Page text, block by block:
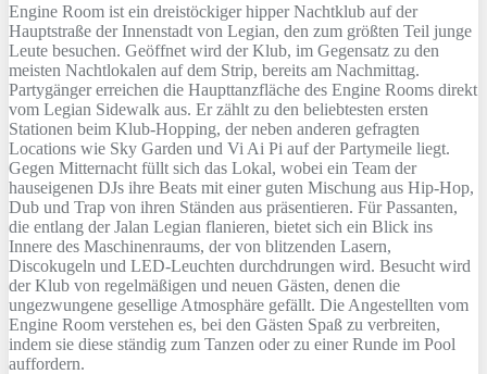
Engine Room ist ein dreistöckiger hipper Nachtklub auf der
Hauptstraße der Innenstadt von Legian, den zum größten Teil junge
Leute besuchen. Geöffnet wird der Klub, im Gegensatz zu den
meisten Nachtlokalen auf dem Strip, bereits am Nachmittag.
Partygänger erreichen die Haupttanzfläche des Engine Rooms direkt
vom Legian Sidewalk aus. Er zählt zu den beliebtesten ersten
Stationen beim Klub-Hopping, der neben anderen gefragten
Locations wie Sky Garden und Vi Ai Pi auf der Partymeile liegt.
Gegen Mitternacht füllt sich das Lokal, wobei ein Team der
hauseigenen DJs ihre Beats mit einer guten Mischung aus Hip-Hop,
Dub und Trap von ihren Ständen aus präsentieren. Für Passanten,
die entlang der Jalan Legian flanieren, bietet sich ein Blick ins
Innere des Maschinenraums, der von blitzenden Lasern,
Discokugeln und LED-Leuchten durchdrungen wird. Besucht wird
der Klub von regelmäßigen und neuen Gästen, denen die
ungezwungene gesellige Atmosphäre gefällt. Die Angestellten vom
Engine Room verstehen es, bei den Gästen Spaß zu verbreiten,
indem sie diese ständig zum Tanzen oder zu einer Runde im Pool
auffordern.